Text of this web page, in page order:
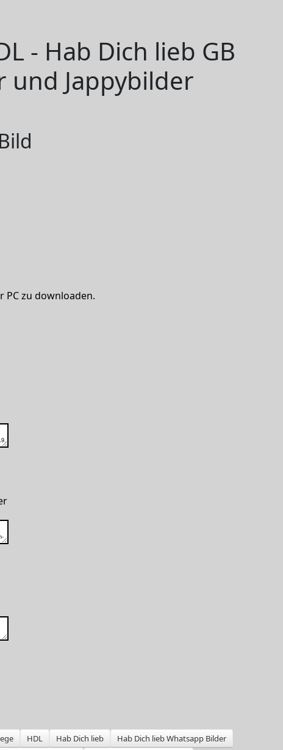
- Hab Dich lieb GB
und Jappybilder
PC zu downloaden.
HDL Hab Dich lieb
Hab Dich lieb Whatsapp Bilder